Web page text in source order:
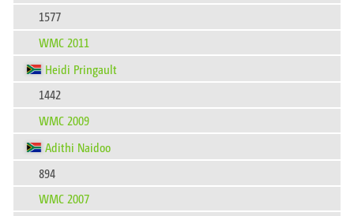
1577
WMC 2011
Heidi Pringault
1442
WMC 2009
Adithi Naidoo
894
WMC 2007